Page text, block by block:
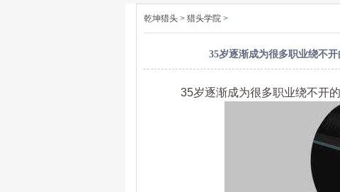
乾坤猎头 > 猎头学院 >
35岁逐渐成为很多职业绕不
35岁逐渐成为很多职业绕不开的